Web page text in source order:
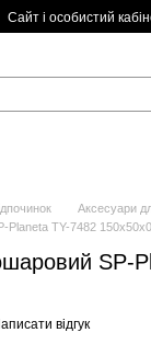
Сайт і особистий
Аксесуари
Planeta TY-7482
SP-
відгук